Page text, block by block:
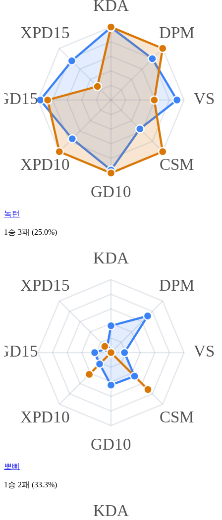
KDA
DPM
VS
CSM
GD10
XPD10
XPD15
녹턴
1승 3패 (25.0%)
KDA
DPM
VS
CSM
GD10
XPD10
XPD15
뽀삐
1승 2패 (33.3%)
KDA